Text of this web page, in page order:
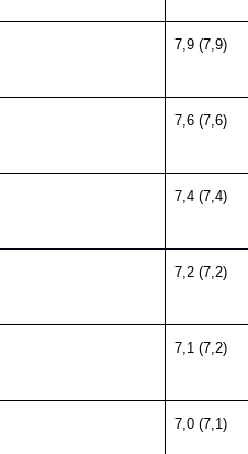
7,9 (7,9)
7,6 (7,6)
7,4 (7,4)
7,2 (7,2)
7,1 (7,2)
7,0 (7,1)